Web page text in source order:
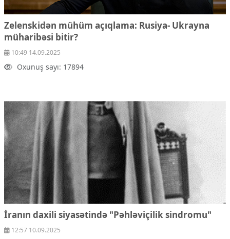
Zelenskidən mühüm açıqlama: Rusiya- Ukrayna
müharibəsi bitir?
10:49 14.09.2025
Oxunuş sayı: 17894
İranın daxili siyasətində "Pəhləviçilik sindromu"
12:57 10.09.2025